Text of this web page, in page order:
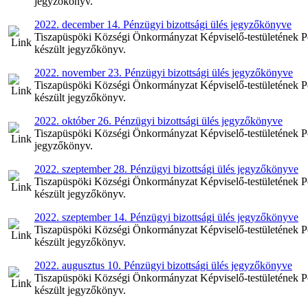
2022. december 14. Pénzügyi bizottsági ülés jegyzőkönyve
Tiszapüspöki Községi Önkormányzat Képviselő-testületének
készült jegyzőkönyv.
2022. november 23. Pénzügyi bizottsági ülés jegyzőkönyve
Tiszapüspöki Községi Önkormányzat Képviselő-testületének
készült jegyzőkönyv.
2022. október 26. Pénzügyi bizottsági ülés jegyzőkönyve
Tiszapüspöki Községi Önkormányzat Képviselő-testületének
jegyzőkönyv.
2022. szeptember 28. Pénzügyi bizottsági ülés jegyzőkönyve
Tiszapüspöki Községi Önkormányzat Képviselő-testületének
készült jegyzőkönyv.
2022. szeptember 14. Pénzügyi bizottsági ülés jegyzőkönyve
Tiszapüspöki Községi Önkormányzat Képviselő-testületének
készült jegyzőkönyv.
2022. augusztus 10. Pénzügyi bizottsági ülés jegyzőkönyve
Tiszapüspöki Községi Önkormányzat Képviselő-testületének
készült jegyzőkönyv.